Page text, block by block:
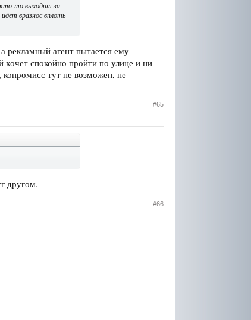
кто-то выходит за
вразнос вплоть
рекламный агент пытается ему
хочет спокойно пройти по улице и ни
копромисс тут не возможен, не
#65
другом.
#66